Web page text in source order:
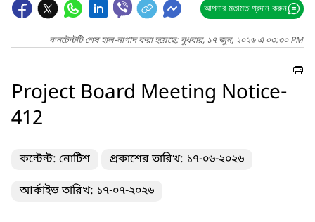
আপনার মতামত প্রদান করুন
কনটেন্টটি শেষ হাল-নাগাদ করা হয়েছে: বুধবার, ১৭ জুন, ২০২৬ এ ০৩:৩০ PM
Project Board Meeting Notice-
412
কন্টেন্ট: নোটিশ প্রকাশের তারিখ: ১৭-০৬-২০২৬
আর্কাইভ তারিখ: ১৭-০৭-২০২৬